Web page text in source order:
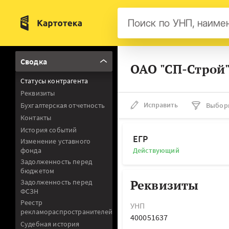
Сводка
Статусы контрагента
Реквизиты
Бухгалтерская отчетность
Контакты
История событий
Изменение уставного
фонда
Задолженность перед
бюджетом
Задолженность перед
ФСЗН
Реестр
рекламораспространителей
Судебная история
ОАО "СП-
Исправить
ЕГР
Действующий
Реквизиты
УНП
400051637